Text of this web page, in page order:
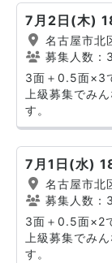
7月2日(木)
名古屋市北
募集人数：
3面＋0.5面×3
上級募集でみ
す。
7月1日(水)
名古屋市北
募集人数：
3面＋0.5面×2
上級募集でみ
す。